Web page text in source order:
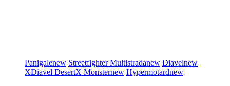
Panigalenew StreetfighterMultistradanew Diavelnew
XDiavel DesertX Monsternew Hypermotardnew